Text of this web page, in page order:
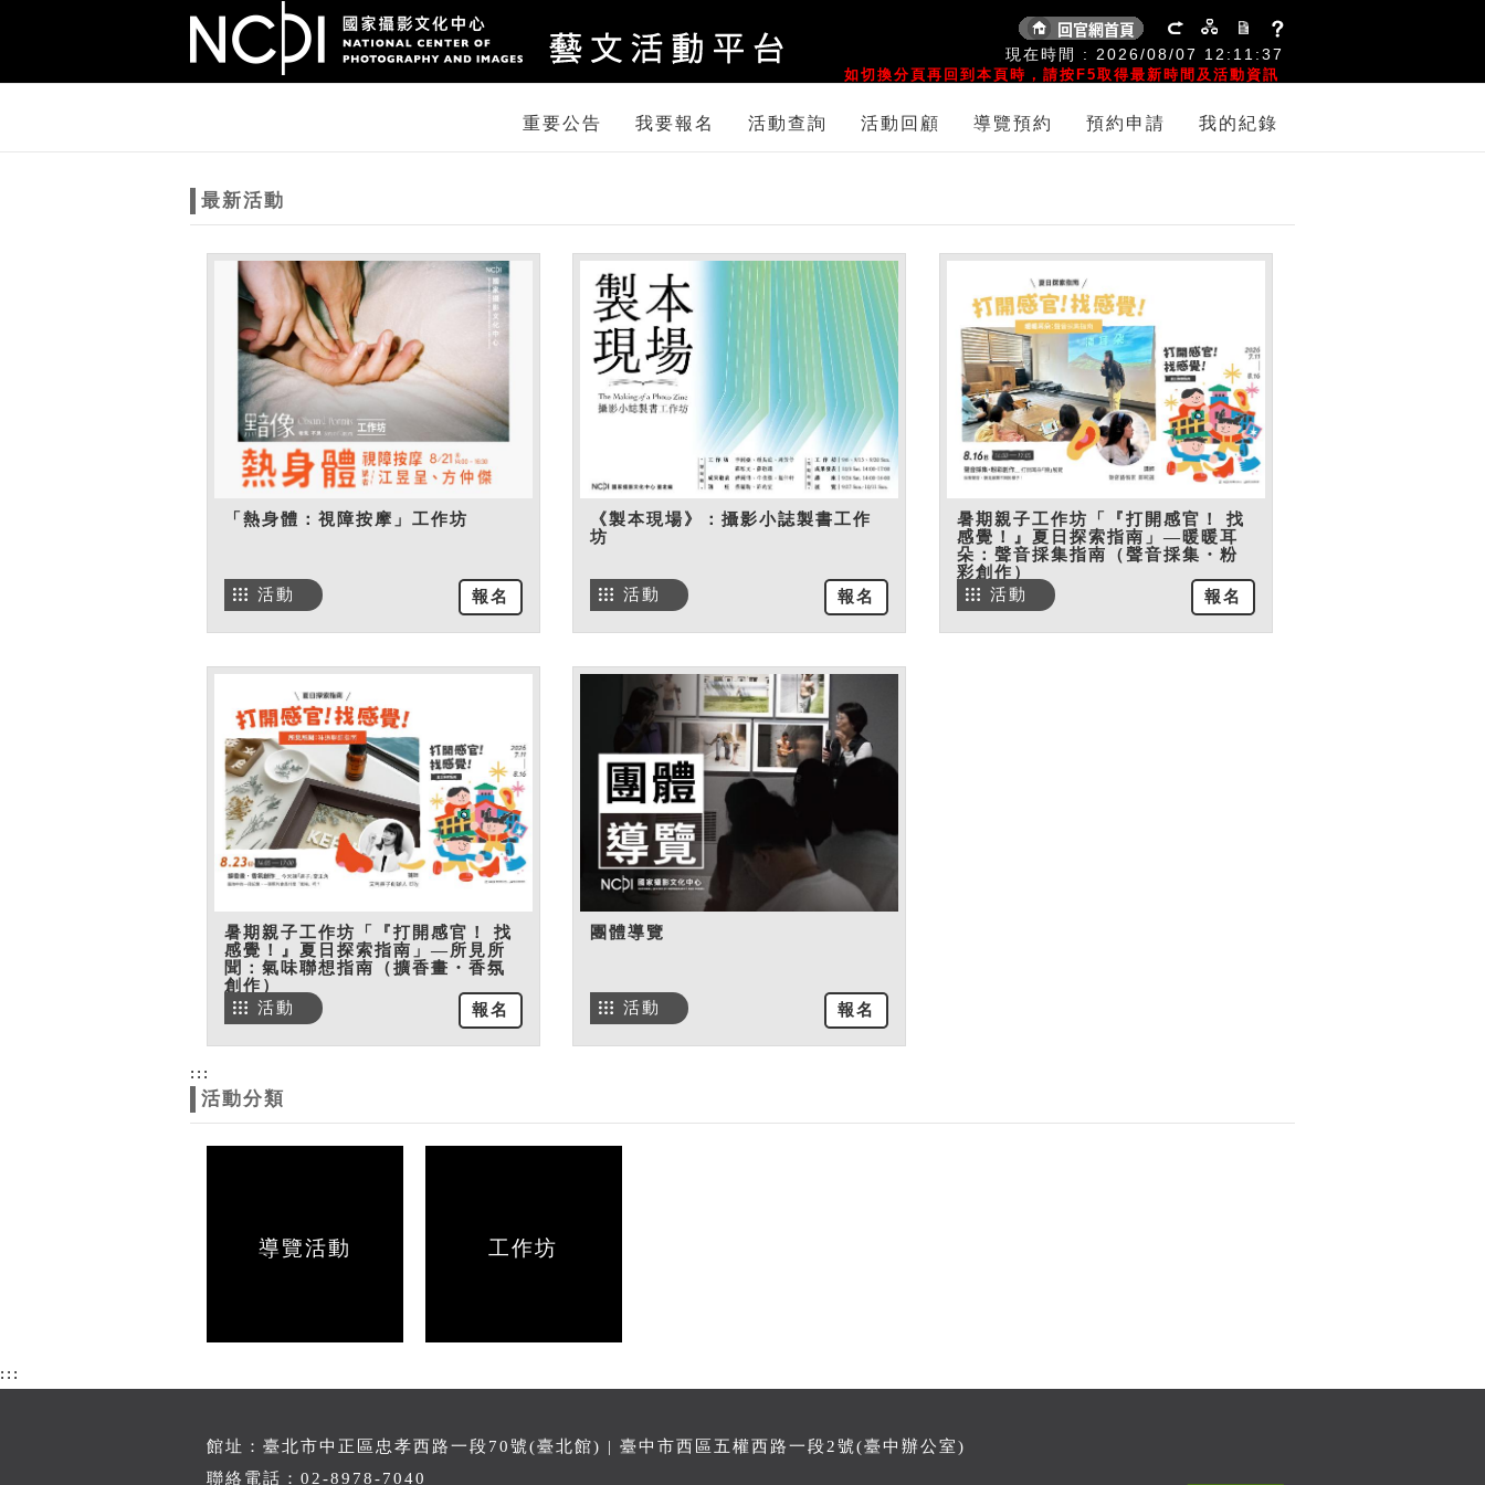
現在時間 : 2026/08/07 12:11:37
如切換分頁再回到本頁時，請按F5取得最新時間及活動資訊
重要公告 我要報名 活動查詢 活動回顧 導覽預約 預約申請 我的紀錄
最新活動
「熱身體：視障按摩」工作坊
報名
活動
《製本現場》：攝影小誌製書工作
坊
報名
活動
暑期親子工作坊「『打開感官！ 找
感覺！』夏日探索指南」—暖暖耳
朵：聲音採集指南（聲音採集・粉
彩創作）
報名
活動
暑期親子工作坊「『打開感官！ 找
感覺！』夏日探索指南」—所見所
聞：氣味聯想指南（擴香畫・香氛
創作）
報名
活動
團體導覽
報名
活動
:::
活動分類
導覽活動 工作坊
:::
館址：臺北市中正區忠孝西路一段70號(臺北館) | 臺中市西區五權西路一段2號(臺中辦公室)
聯絡電話：02-8978-7040